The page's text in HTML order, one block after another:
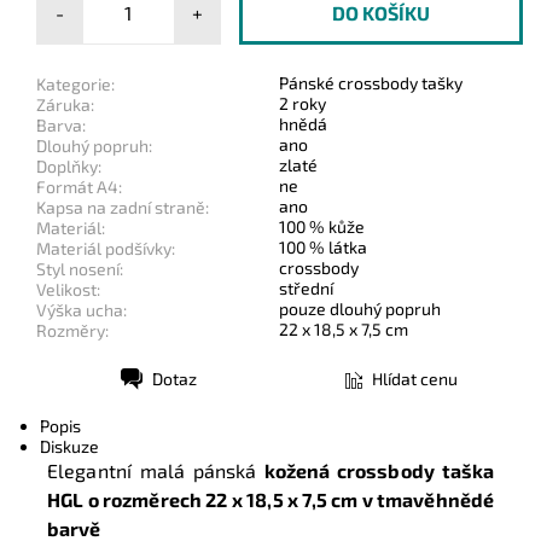
- +
Kategorie:
Pánské crossbody tašky
Záruka:
2 roky
Barva:
hnědá
Dlouhý popruh:
ano
Doplňky:
zlaté
Formát A4:
ne
Kapsa na zadní straně:
ano
Materiál:
100 % kůže
Materiál podšívky:
100 % látka
Styl nosení:
crossbody
Velikost:
střední
Výška ucha:
pouze dlouhý popruh
Rozměry:
22 x 18,5 x 7,5 cm
Dotaz Hlídat cenu
Popis
Diskuze
Elegantní malá pánská kožená crossbody taška
HGL o rozměrech 22 x 18,5 x 7,5 cm v tmavěhnědé
barvě